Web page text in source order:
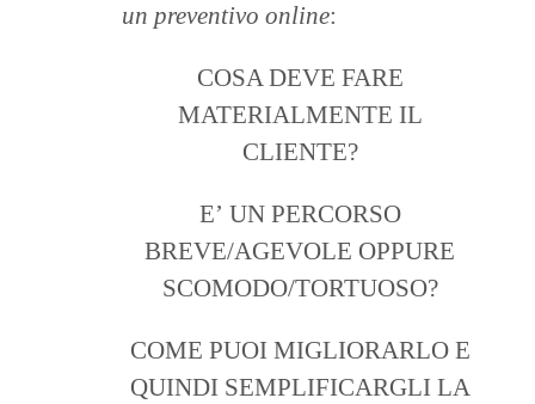
un preventivo online:
COSA DEVE FARE
MATERIALMENTE IL
CLIENTE?
E’ UN PERCORSO
BREVE/AGEVOLE OPPURE
SCOMODO/TORTUOSO?
COME PUOI MIGLIORARLO E
QUINDI SEMPLIFICARGLI LA